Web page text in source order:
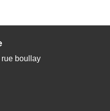
boullay